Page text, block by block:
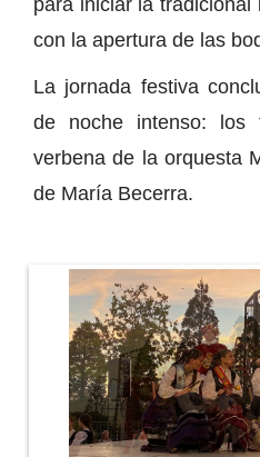
con la apertura de las
La jornada festiva
de noche intenso: los
verbena de la orquesta
de María Becerra.